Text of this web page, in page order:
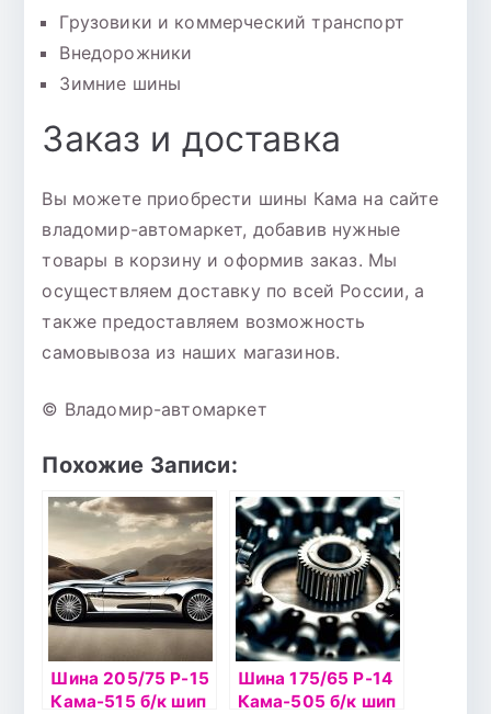
Грузовики и коммерческий транспорт
Внедорожники
Зимние шины
Заказ и доставка
Вы можете приобрести шины Кама на сайте
владомир-автомаркет, добавив нужные
товары в корзину и оформив заказ. Мы
осуществляем доставку по всей России, а
также предоставляем возможность
самовывоза из наших магазинов.
© Владомир-автомаркет
Похожие Записи:
Шина 205/75 Р-15
Кама-515 б/к шип
Шина 175/65 Р-14
Кама-505 б/к шип